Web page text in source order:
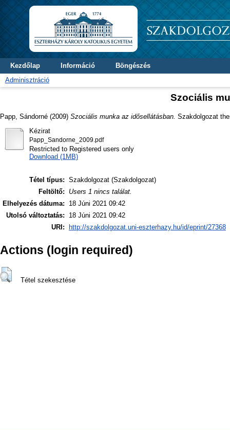
Kezdőlap Információ
Böngészés
Adminisztráció
Szociális
Papp, Sándorné (2009) Szociális munka az idősellátásban. Szakdolgozat
Kézirat
Papp_Sandorne_2009.pdf
Restricted to Registered users only
Download (1MB)
Tétel típus: Szakdolgozat (Szakdolgozat)
Feltöltő:
Users 1 nincs találat.
Elhelyezés dátuma:
18 Júni 2021 09:42
Utolsó változtatás:
18 Júni 2021 09:42
URI:
http://szakdolgozat.uni-eszterhazy.hu/id/eprint/27368
Actions (login required)
Tétel szekesztése